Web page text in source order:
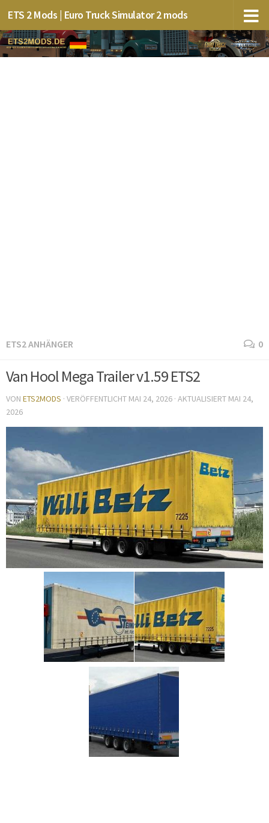
ETS 2 Mods | Euro Truck Simulator 2 mods
ETS2 ANHÄNGER 0
Van Hool Mega Trailer v1.59 ETS2
VON ETS2MODS · VERÖFFENTLICHT MAI 24, 2026 · AKTUALISIERT MAI 24,
2026